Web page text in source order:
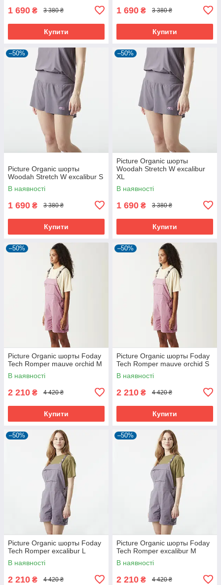
1 690 ₴ 3 380 ₴
Купити
1 690 ₴ 3 380 ₴
Купити
–50%
Picture Organic шорты
Woodah Stretch W excalibur S
В наявності
1 690 ₴ 3 380 ₴
Купити
–50%
Picture Organic шорты
Woodah Stretch W excalibur
XL
В наявності
1 690 ₴ 3 380 ₴
Купити
–50%
Picture Organic шорты Foday
Tech Romper mauve orchid M
В наявності
2 210 ₴ 4 420 ₴
Купити
–50%
Picture Organic шорты Foday
Tech Romper mauve orchid S
В наявності
2 210 ₴ 4 420 ₴
Купити
–50%
Picture Organic шорты Foday
Tech Romper excalibur L
В наявності
2 210 ₴ 4 420 ₴
–50%
Picture Organic шорты Foday
Tech Romper excalibur M
В наявності
2 210 ₴ 4 420 ₴